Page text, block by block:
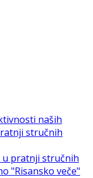
naših
stručnih
u pratnji stručnih
"Risansko veče"